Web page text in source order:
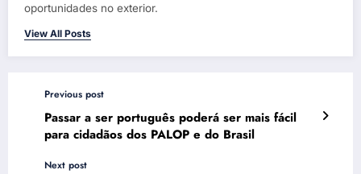
oportunidades no exterior.
View All Posts
Previous post
Passar a ser português poderá ser mais fácil
para cidadãos dos PALOP e do Brasil
Next post